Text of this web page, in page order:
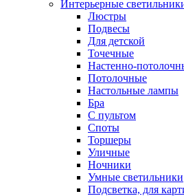
Интерьерные
Люстры
Подвесы
Для детской
Точечные
Настенно-
Потолочные
Настольные лампы
Бра
С пультом
Споты
Торшеры
Уличные
Ночники
Умные светильники
Подсветка, для